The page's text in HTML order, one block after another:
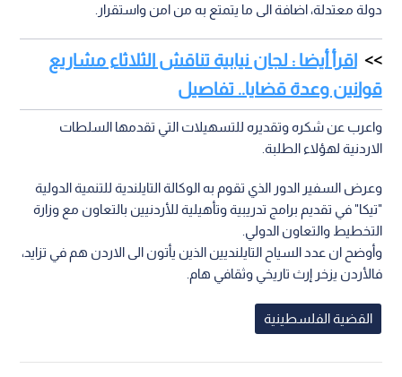
دولة معتدلة، اضافة الى ما يتمتع به من امن واستقرار.
اقرأ أيضا : لجان نيابية تناقش الثلاثاء مشاريع
قوانين وعدة قضايا.. تفاصيل
واعرب عن شكره وتقديره للتسهيلات التي تقدمها السلطات
الاردنية لهؤلاء الطلبة.
وعرض السفير الدور الذي تقوم به الوكالة التايلندية للتنمية الدولية
"تيكا" في تقديم برامج تدريبية وتأهيلية للأردنيين بالتعاون مع وزارة
التخطيط والتعاون الدولي.
وأوضح ان عدد السياح التايلنديين الذين يأتون الى الاردن هم في تزايد،
فالأردن يزخر إرث تاريخي وثقافي هام.
القضية الفلسطينية